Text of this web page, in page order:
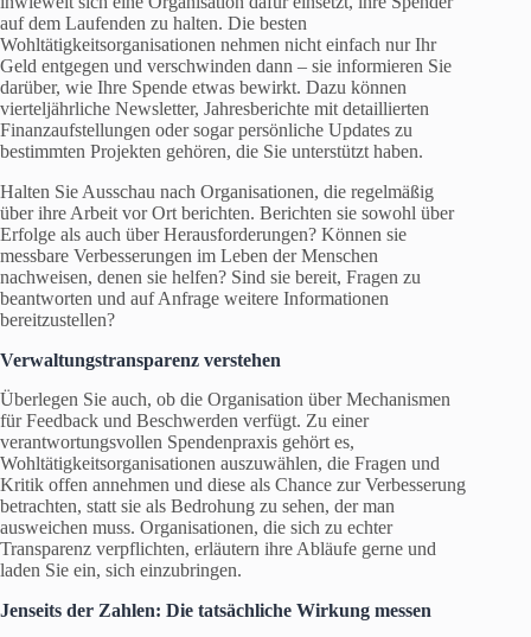
auf dem Laufenden zu halten. Die besten
Wohltätigkeitsorganisationen nehmen nicht einfach nur Ihr
Geld entgegen und verschwinden dann – sie informieren Sie
darüber, wie Ihre Spende etwas bewirkt. Dazu können
vierteljährliche Newsletter, Jahresberichte mit detaillierten
Finanzaufstellungen oder sogar persönliche Updates zu
bestimmten Projekten gehören, die Sie unterstützt haben.
Halten Sie Ausschau nach Organisationen, die regelmäßig
über ihre Arbeit vor Ort berichten. Berichten sie sowohl über
Erfolge als auch über Herausforderungen? Können sie
messbare Verbesserungen im Leben der Menschen
nachweisen, denen sie helfen? Sind sie bereit, Fragen zu
beantworten und auf Anfrage weitere Informationen
bereitzustellen?
Verwaltungstransparenz verstehen
Überlegen Sie auch, ob die Organisation über Mechanismen
für Feedback und Beschwerden verfügt. Zu einer
verantwortungsvollen Spendenpraxis gehört es,
Wohltätigkeitsorganisationen auszuwählen, die Fragen und
Kritik offen annehmen und diese als Chance zur Verbesserung
betrachten, statt sie als Bedrohung zu sehen, der man
ausweichen muss. Organisationen, die sich zu echter
Transparenz verpflichten, erläutern ihre Abläufe gerne und
laden Sie ein, sich einzubringen.
Jenseits der Zahlen: Die tatsächliche Wirkung messen